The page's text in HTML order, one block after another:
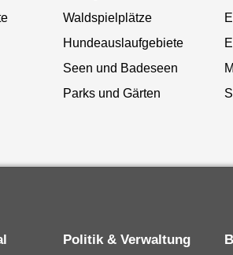
Waldspielplätze
Hundeauslaufgebiete
Seen und Badeseen
Parks und Gärten
Politik & Verwaltung